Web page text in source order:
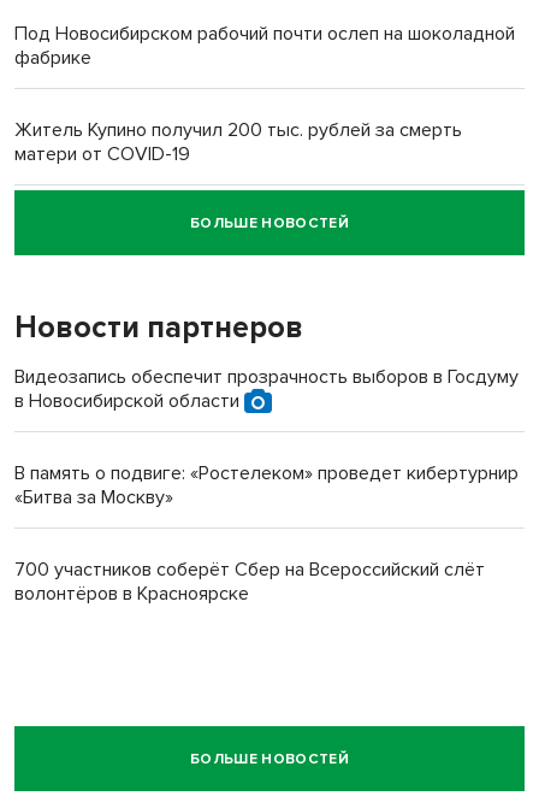
Под Новосибирском рабочий почти ослеп на шоколадной
фабрике
Житель Купино получил 200 тыс. рублей за смерть
матери от COVID-19
Новосибирский суд наказал водителя за смерть
пенсионерки на вокзале
БОЛЬШЕ НОВОСТЕЙ
Новости партнеров
Видеозапись обеспечит прозрачность выборов в Госдуму
в Новосибирской области
В память о подвиге: «Ростелеком» проведет кибертурнир
«Битва за Москву»
700 участников соберёт Сбер на Всероссийский слёт
волонтёров в Красноярске
БОЛЬШЕ НОВОСТЕЙ